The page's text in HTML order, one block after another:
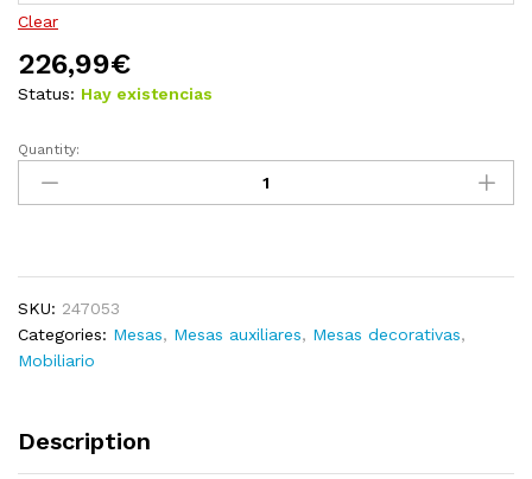
Clear
226,99€
Status: Hay existencias
Mesa
consola
de
maciza
118x35x77
cm
Quantity:
SKU: 247053
Categories: Mesas, Mesas auxiliares, Mesas decorativas,
Mobiliario
Description